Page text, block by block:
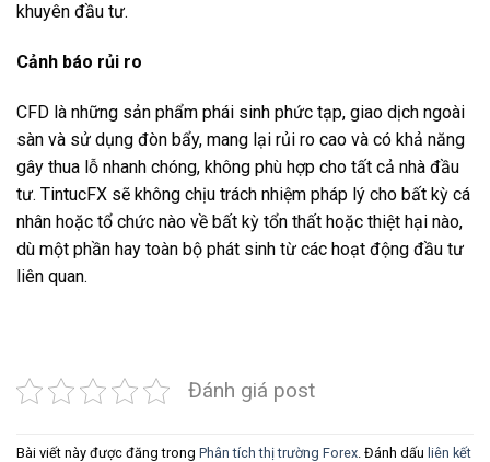
khuyên đầu tư.
Cảnh báo rủi ro
CFD là những sản phẩm phái sinh phức tạp, giao dịch ngoài
sàn và sử dụng đòn bẩy, mang lại rủi ro cao và có khả năng
gây thua lỗ nhanh chóng, không phù hợp cho tất cả nhà đầu
tư. TintucFX sẽ không chịu trách nhiệm pháp lý cho bất kỳ cá
nhân hoặc tổ chức nào về bất kỳ tổn thất hoặc thiệt hại nào,
dù một phần hay toàn bộ phát sinh từ các hoạt động đầu tư
liên quan.
Đánh giá post
Bài viết này được đăng trong Phân tích thị trường Forex . Đánh dấu liên kết